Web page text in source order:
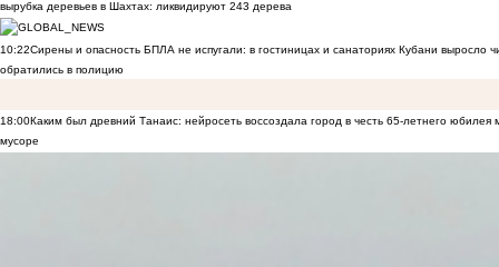
вырубка деревьев в Шахтах: ликвидируют 243 дерева
10:22Сирены и опасность БПЛА не испугали: в гостиницах и санаториях Кубани выросло
обратились в полицию
18:00Каким был древний Танаис: нейросеть воссоздала город в честь 65-летнего юбилея
мусоре